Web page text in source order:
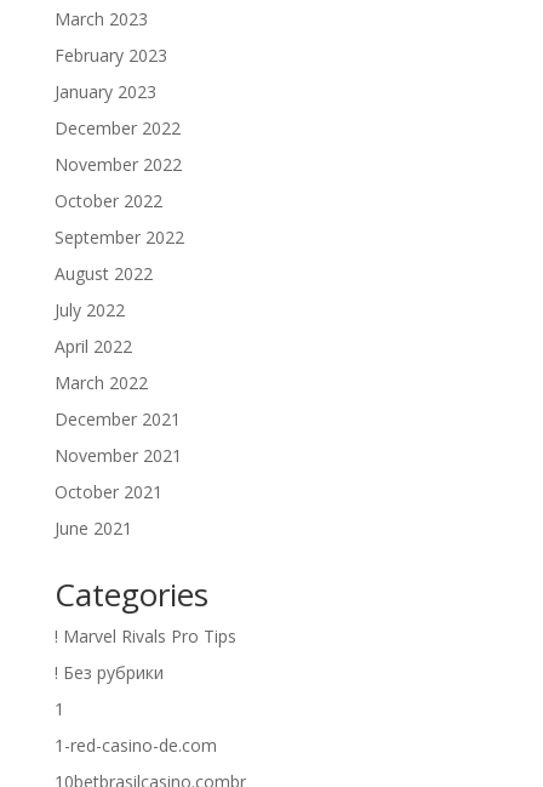
March 2023
February 2023
January 2023
December 2022
November 2022
October 2022
September 2022
August 2022
July 2022
April 2022
March 2022
December 2021
November 2021
October 2021
June 2021
Categories
! Marvel Rivals Pro Tips
! Без рубрики
1
1-red-casino-de.com
10betbrasilcasino.combr